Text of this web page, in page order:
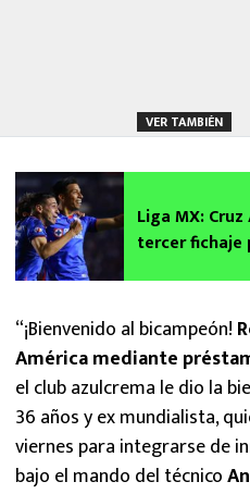
VER TAMBIÉN
Liga MX:
tercer fichaje
“¡Bienvenido al bicampeón!
América mediante
el club azulcrema le dio la
36 años y ex mundialista,
viernes para integrarse de
bajo el mando del técnico